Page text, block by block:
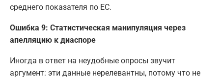
среднего показателя по ЕС.
Ошибка 9: Статистическая манипуляция через
апелляцию к диаспоре
Иногда в ответ на неудобные опросы звучит
аргумент: эти данные нерелевантны, потому что не